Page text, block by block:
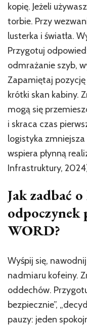
kopię. Jeżeli
torbie. Przy
lusterka i światła.
Przygotuj
odmrażanie szyb,
Zapamiętaj
krótki skan kabiny.
mogą się
i skraca czas
logistyka
wspiera płynną
Infrastruktury,
Jak zadbać
odpoczynek
WORD?
Wyśpij się,
nadmiaru kofeiny.
oddechów.
bezpiecznie”,
pauzy: jeden